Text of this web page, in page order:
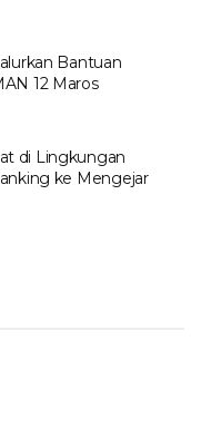
Bantuan
12 Maros
di Lingkungan
ke Mengejar